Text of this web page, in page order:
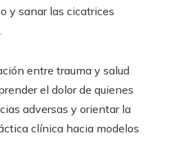
y sanar las cicatrices
entre trauma y salud
el dolor de quienes
adversas y orientar la
clínica hacia modelos